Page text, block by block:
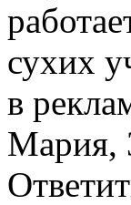
сухих
в
Мария,